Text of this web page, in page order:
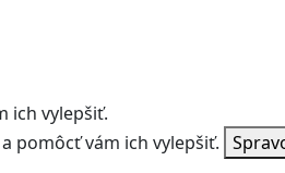
ich vylepšiť.
pomôcť vám ich vylepšiť.